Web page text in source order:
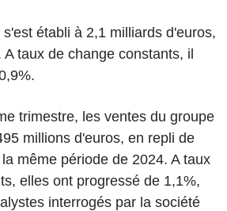
établi à 2,1 milliards d'euros,
taux de change constants, il
trimestre, les ventes du groupe
millions d'euros, en repli de
même période de 2024. A taux
elles ont progressé de 1,1%,
interrogés par la société